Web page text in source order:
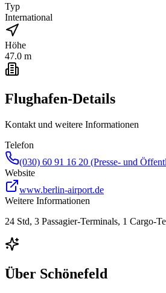
Typ
International
Höhe
47.0 m
Flughafen-Details
Kontakt und weitere Informationen
Telefon
(030) 60 91 16 20 (Presse- und
Website
www.berlin-airport.de
Weitere Informationen
24 Std, 3 Passagier-Terminals, 1 Cargo-
Über Schönefeld